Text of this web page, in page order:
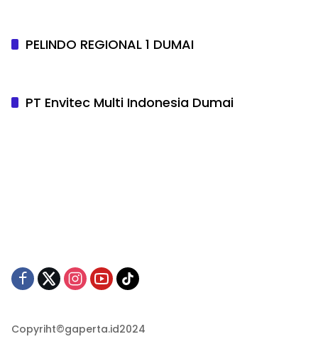
PELINDO REGIONAL 1 DUMAI
PT Envitec Multi Indonesia Dumai
Copyriht©gaperta.id2024